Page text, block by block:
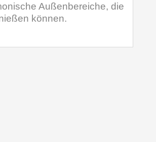
Außenbereiche, die
können.